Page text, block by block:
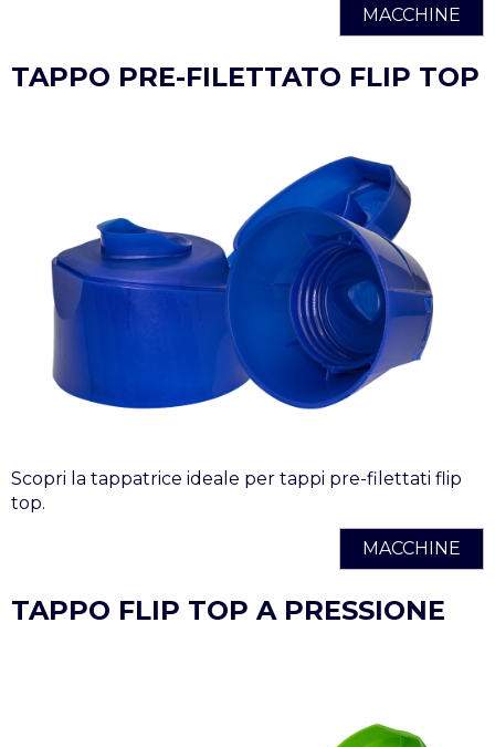
MACCHINE
TAPPO PRE-FILETTATO FLIP TOP
Scopri la tappatrice ideale per tappi pre-filettati flip
top.
MACCHINE
TAPPO FLIP TOP A PRESSIONE